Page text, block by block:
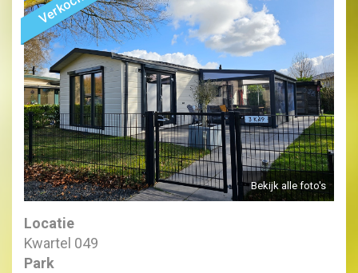
Bekijk alle foto's
Locatie
Kwartel 049
Park